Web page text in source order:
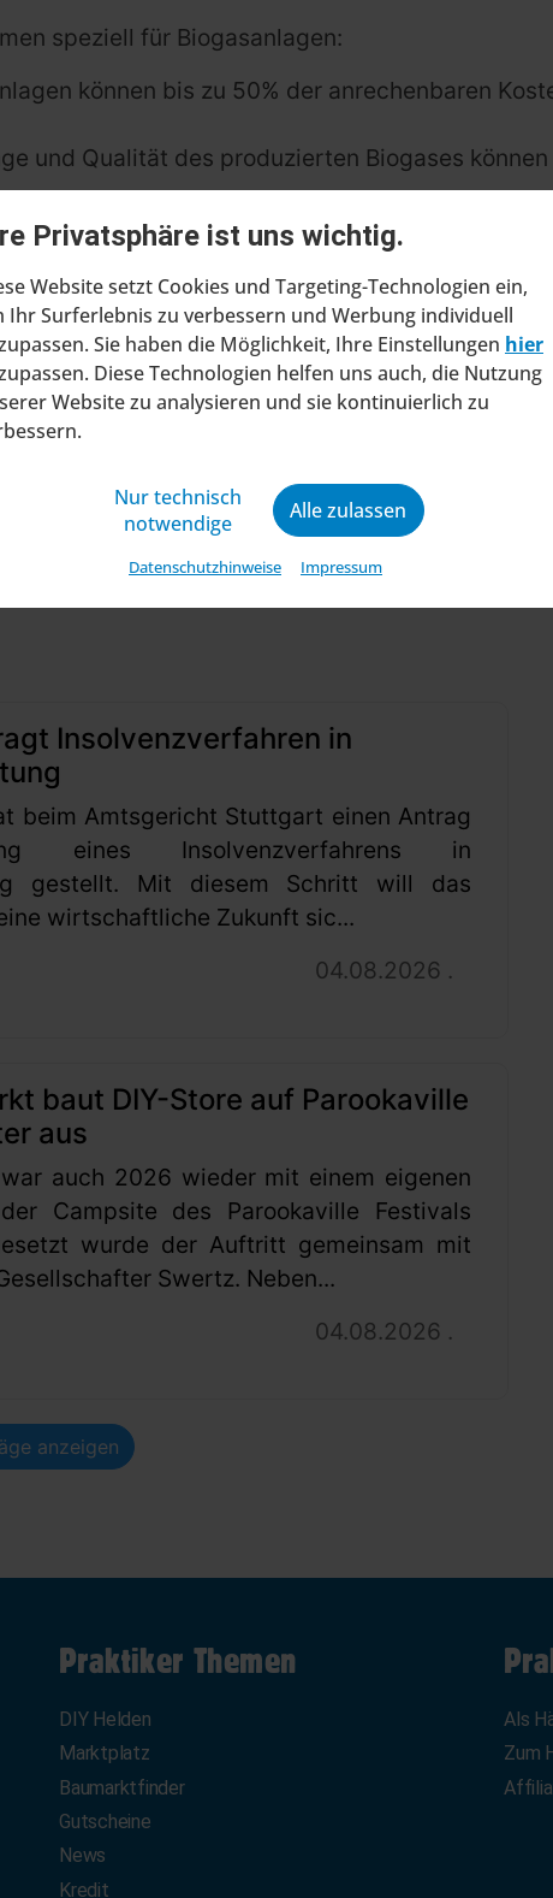
Privatsphäre ist uns wichtig.
Website setzt Cookies und Targeting-Technologien ein,
Ihr Surferlebnis zu verbessern und Werbung individuell
Sie haben die Möglichkeit, Ihre Einstellungen hier
Diese Technologien helfen uns auch, die Nutzung
Website zu analysieren und sie kontinuierlich zu
Nur technisch
notwendige
Alle zulassen
Datenschutzhinweise Impressum
speziell für Biogasanlagen:
können bis zu 50% der anrechenbaren
und Qualität des produzierten Biogases
unterstützt auch durch technische
weiterer Schwerpunkt der EnFV liegt auf der
und dem zunehmenden Umweltbewusstsein
erwartet, dass ihre Anzahl und Kapazität in
Insolvenzverfahren in
beim Amtsgericht Stuttgart einen Antrag
eines Insolvenzverfahrens in
gestellt. Mit diesem Schritt will das
wirtschaftliche Zukunft sic...
04.08.2026 .
baut DIY-Store auf Parookaville
aus
auch 2026 wieder mit einem eigenen
Campsite des Parookaville Festivals
wurde der Auftritt gemeinsam mit
Swertz. Neben...
04.08.2026 .
anzeigen
Praktiker Themen
DIY Helden
Marktplatz
Baumarktfinder
Gutscheine
News
Kredit
Als
Zum